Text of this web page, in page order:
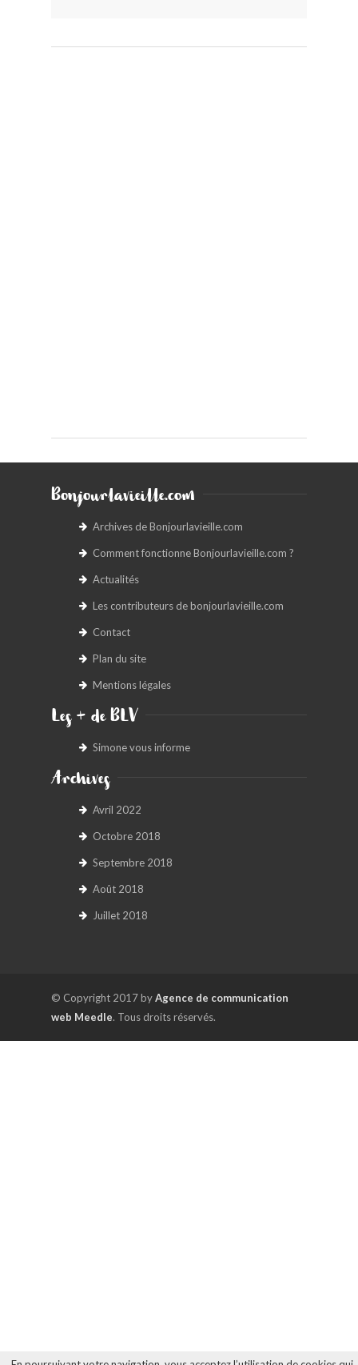
Bonjourlavieille.com
Archives de Bonjourlavieille.com
Comment fonctionne Bonjourlavieille.com ?
Actualités
Les contributeurs de bonjourlavieille.com
Contact
Plan du site
Mentions légales
Les + de BLV
Simone vous informe
Archives
Avril 2022
Octobre 2018
Septembre 2018
Août 2018
Juillet 2018
© Copyright 2017 byAgence de communication
web Meedle. Tous droits réservés.